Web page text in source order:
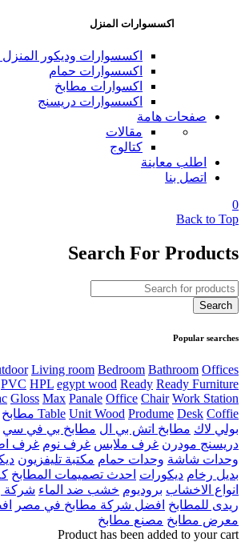
اكسسوارات المنزل
اكسسوارات وديكور
اكسسوارات حمام
اكسوارات مطابخ
اكسسوارات دريسنج
صفحات هامة
مقالات
كتالوج
اطلب معاينة
اتصل بنا
0
Back to Top
Search For Products
Popular searches
Living room Bedroom Bathroom Offices
PVC HPL egypt wood Ready Ready Furniture
Gloss Max Panale Office Chair Work Station
Table Unit Wood Produme Desk Coffie مطابخ
بولي لاك مطابخ اتش بي ال مطابخ بي في سي
دريسنج مودرن غرف ملابس غرف نوم غرف
وحدات شاشة وحدات حمام مكتبة تليفزيون
بديل رخام ديكورات احدث تصميمات المطابخ
انواع الاخشاب بروديوم خشب ضد الماء شركة
ريدى للمطابخ افضل شركة مطابخ في مصر
معرض مطابخ مصنع مطابخ
Product has been added to your cart